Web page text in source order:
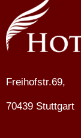
Freihofstr.69,
70439 Stuttgart